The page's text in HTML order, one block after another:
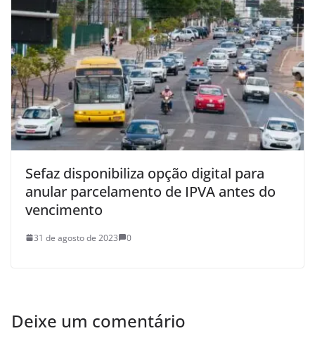
Sefaz disponibiliza opção digital para
anular parcelamento de IPVA antes do
vencimento
31 de agosto de 2023 0
Deixe um comentário